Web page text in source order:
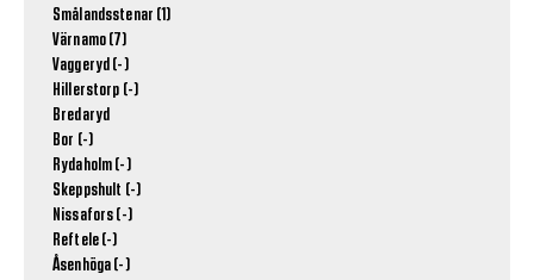
Smålandsstenar (1)
Värnamo (7)
Vaggeryd (-)
Hillerstorp (-)
Bredaryd
Bor (-)
Rydaholm (-)
Skeppshult (-)
Nissafors (-)
Reftele (-)
Åsenhöga (-)